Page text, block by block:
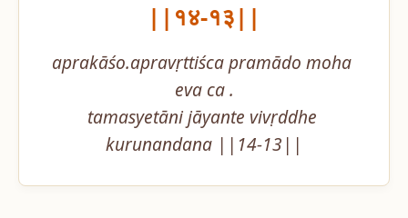
||१४-१३||
aprakāśo.apravṛttiśca pramādo moha
eva ca .
tamasyetāni jāyante vivṛddhe
kurunandana ||14-13||